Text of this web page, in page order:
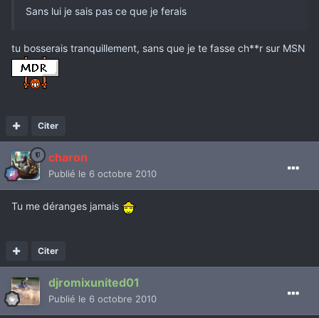
Sans lui je sais pas ce que je ferais
tu bosserais tranquillement, sans que je te fasse ch**r sur MSN
Citer
charon
Publié le 6 octobre 2010
Tu me déranges jamais
Citer
djromixunited01
Publié le 6 octobre 2010